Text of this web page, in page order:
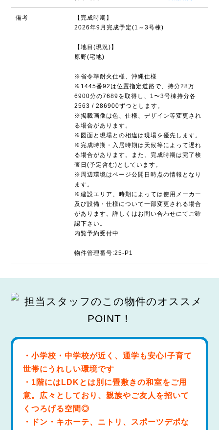
備考
【完成時期】
2026年9月完成予定(1～3号棟)
【地目(現況)】
原野(宅地)
※省令準耐火仕様、沖縄仕様
※1445番92は位置指定道路で、持分28万
6900分の7689を取得し、1〜3号棟持分各
2563 / 286900ずつとします。
※掲載画像は色、仕様、デザイン等変更され
る場合があります。
※図面と現場との相違は現場を優先します。
※完成時期・入居時期は天候等によって遅れ
る場合があります。また、完成時期は完了検
査日(予定含む)としています。
※周辺環境はページ公開日時点の情報となり
ます。
※建設エリア、時期によっては使用メーカー
及び設備・仕様について一部変更される場合
があります。詳しくはお問い合わせにてご確
認下さい。
内覧予約受付中
物件管理番号:25-P1
・小学校・中学校が近く、通学も安心!子育て
世帯にうれしい環境です
・1階にはLDKとは別に畳敷きの和室をご用
意。広々としており、親族やご友人を招いて
くつろげる空間◎
・ドン・キホーテ、ニトリ、スポーツデポな